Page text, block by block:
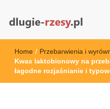
dlugie-rzesy.pl
Home / Przebarwienia i
Kwas laktobionowy na
łagodne rozjaśnianie i